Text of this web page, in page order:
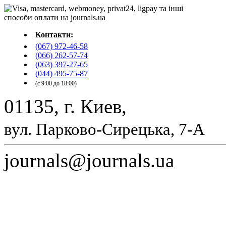
Контакти:
(067) 972-46-58
(066) 262-57-74
(063) 397-27-65
(044) 495-75-87
(с 9:00 до 18:00)
01135, г. Киев,
вул. Парково-Сирецька, 7-А
journals@journals.ua